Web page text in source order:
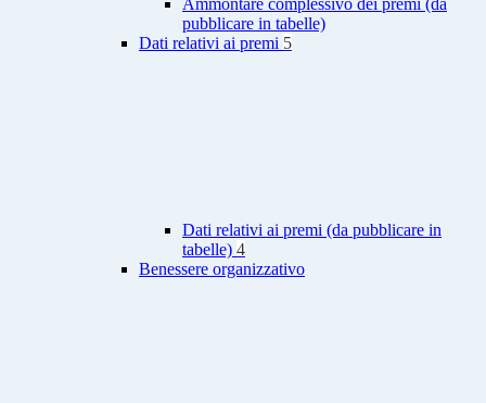
Ammontare complessivo dei premi (da
pubblicare in tabelle)
Dati relativi ai premi 5
Dati relativi ai premi (da pubblicare in
tabelle) 4
Benessere organizzativo